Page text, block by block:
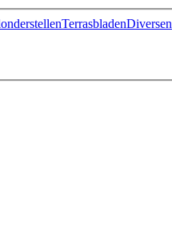
TerrasbladenDiversen